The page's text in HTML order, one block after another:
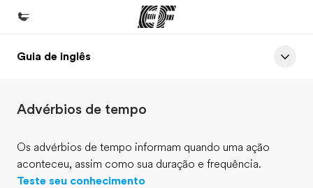
Início
Programas
Lojas
Guia de inglês
Advérbios de tempo
Os advérbios de tempo informam quando uma ação
aconteceu, assim como sua duração e frequência.
Teste seu conhecimento